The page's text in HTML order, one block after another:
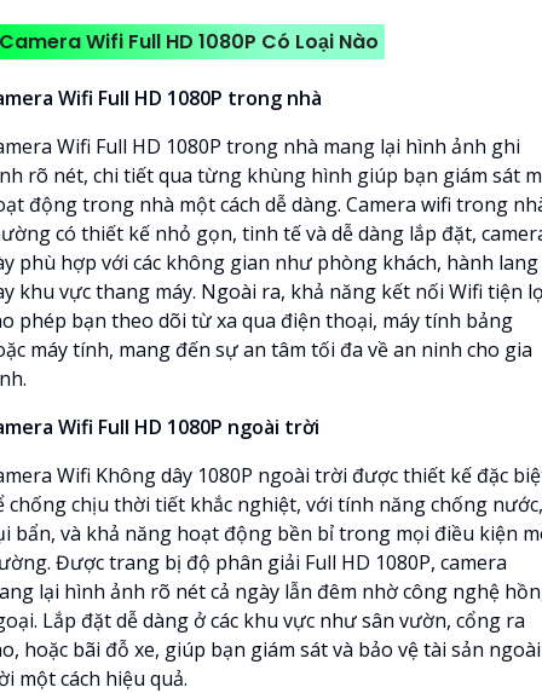
Camera Wifi Full HD 1080P Có Loại Nào
Wifi Full HD 1080P trong nhà
Wifi Full HD 1080P trong nhà mang lại hình ảnh ghi
rõ nét, chi tiết qua từng khùng hình giúp bạn giám sát
động trong nhà một cách dễ dàng. Camera wifi trong
có thiết kế nhỏ gọn, tinh tế và dễ dàng lắp đặt,
phù hợp với các không gian như phòng khách, hành lang
khu vực thang máy. Ngoài ra, khả năng kết nối Wifi tiện
phép bạn theo dõi từ xa qua điện thoại, máy tính bảng
máy tính, mang đến sự an tâm tối đa về an ninh cho gia
Wifi Full HD 1080P ngoài trời
Wifi Không dây 1080P ngoài trời được thiết kế đặc
chống chịu thời tiết khắc nghiệt, với tính năng chống nước,
bẩn, và khả năng hoạt động bền bỉ trong mọi điều kiện
Được trang bị độ phân giải Full HD 1080P, camera
lại hình ảnh rõ nét cả ngày lẫn đêm nhờ công nghệ
Lắp đặt dễ dàng ở các khu vực như sân vườn, cổng ra
hoặc bãi đỗ xe, giúp bạn giám sát và bảo vệ tài sản ngoài
một cách hiệu quả.